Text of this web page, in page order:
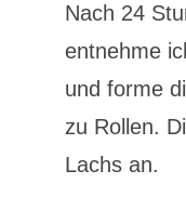
Nach 24
entnehme
und forme
zu Rollen.
Lachs an.